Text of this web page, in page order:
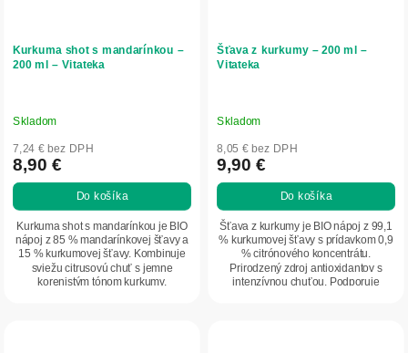
Kurkuma shot s mandarínkou –
200 ml – Vitateka
Skladom
7,24 € bez DPH
8,90 €
Do košíka
Kurkuma shot s mandarínkou je BIO
nápoj z 85 % mandarínkovej šťavy a
15 % kurkumovej šťavy. Kombinuje
sviežu citrusovú chuť s jemne
korenistým tónom kurkumy.
Šťava z kurkumy – 200 ml –
Vitateka
Skladom
8,05 € bez DPH
9,90 €
Do košíka
Šťava z kurkumy je BIO nápoj z 99,1
% kurkumovej šťavy s prídavkom 0,9
% citrónového koncentrátu.
Prirodzený zdroj antioxidantov s
intenzívnou chuťou. Podporuje